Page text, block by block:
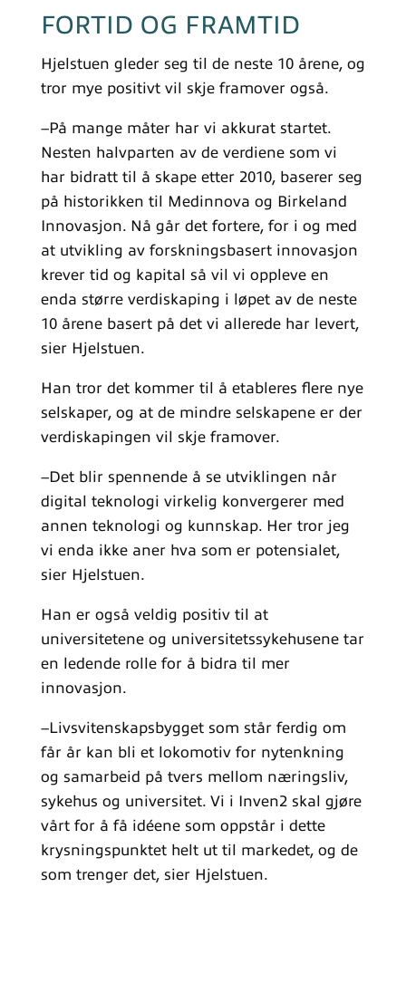
FORTID OG FRAMTID
Hjelstuen gleder seg til de neste 10 årene, og
tror mye positivt vil skje framover også.
–På mange måter har vi akkurat startet.
Nesten halvparten av de verdiene som vi
har bidratt til å skape etter 2010, baserer seg
på historikken til Medinnova og Birkeland
Innovasjon. Nå går det fortere, for i og med
at utvikling av forskningsbasert innovasjon
krever tid og kapital så vil vi oppleve en
enda større verdiskaping i løpet av de neste
10 årene basert på det vi allerede har levert,
sier Hjelstuen.
Han tror det kommer til å etableres flere nye
selskaper, og at de mindre selskapene er der
verdiskapingen vil skje framover.
–Det blir spennende å se utviklingen når
digital teknologi virkelig konvergerer med
annen teknologi og kunnskap. Her tror jeg
vi enda ikke aner hva som er potensialet,
sier Hjelstuen.
Han er også veldig positiv til at
universitetene og universitetssykehusene tar
en ledende rolle for å bidra til mer
innovasjon.
–Livsvitenskapsbygget som står ferdig om
får år kan bli et lokomotiv for nytenkning
og samarbeid på tvers mellom næringsliv,
sykehus og universitet. Vi i Inven2 skal gjøre
vårt for å få idéene som oppstår i dette
krysningspunktet helt ut til markedet, og de
som trenger det, sier Hjelstuen.